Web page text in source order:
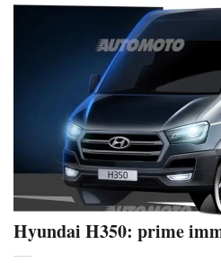
Hyundai H350: prime